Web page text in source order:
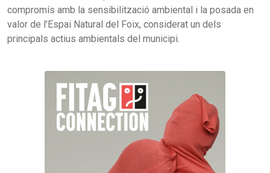
compromís amb la sensibilització ambiental i la posada en
valor de l’Espai Natural del Foix, considerat un dels
principals actius ambientals del municipi.